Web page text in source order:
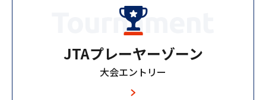
JTAプレーヤーゾーン
大会エントリー